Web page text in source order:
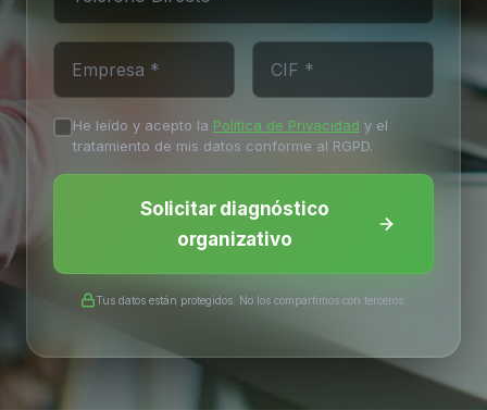
He leído y acepto la Política de Privacidad y el
tratamiento de mis datos conforme al RGPD.
Solicitar diagnóstico
organizativo
Tus datos están protegidos. No los compartimos con terceros.